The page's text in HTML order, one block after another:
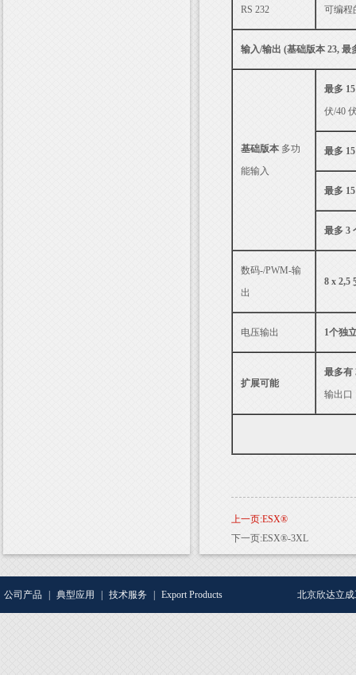
RS 232 可编程
输入/输出 (基础版本 23, 最
基础版本 多功
能输入
最多
伏/40
最多
最多
最多 3
数码-/PWM-输
出
8 x 2,5
电压输出 1个独
扩展可能
最多有
输出口
上一页:ESX®
下一页:ESX®-3XL
公司产品 典型应用 技术服务 Export Products 北京欣达立成